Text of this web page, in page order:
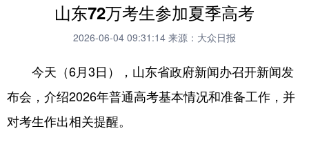
学习进行时 高层 时政
财经 网评
台湾 思客智库 全球连线 教育
科技 科普 体育 文化
健康 军事
山东72万考生参加夏季高考
2026-06-04 09:31:14 来源：大众日报
今天（6月3日），山东省政府新闻办召开新闻发
布会，介绍2026年普通高考基本情况和准备工作，并
对考生作出相关提醒。